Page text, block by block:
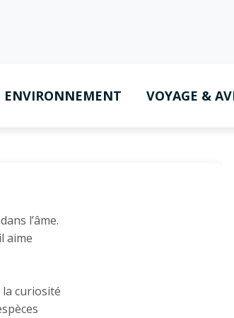
ENVIRONNEMENT VOYAGE &
l’âme.
aime
curiosité